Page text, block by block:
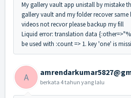
My gallery vault app unistall by mistake
gallery vault and my folder recover
videos not recvor please backup my fill
Liquid error: translation data
be used with :count => 1. key 'one' is
A berkata 4 tahun yang lalu